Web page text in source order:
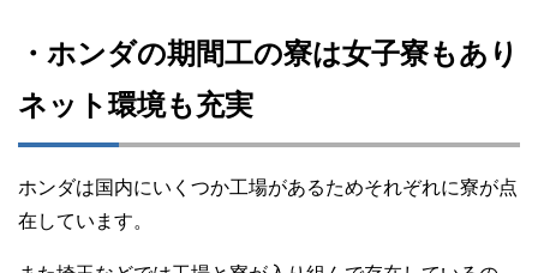
・ホンダの期間工の寮は女子寮もあり
ネット環境も充実
ホンダは国内にいくつか工場があるためそれぞれに寮が点
在しています。